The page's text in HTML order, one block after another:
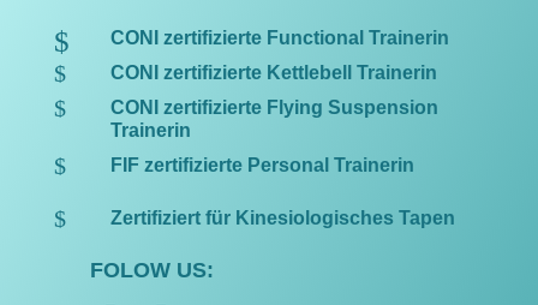
$ CONI zertifizierte Functional Trainerin
$ CONI zertifizierte Kettlebell Trainerin
$
CONI zertifizierte Flying Suspension
Trainerin
$ FIF zertifizierte Personal Trainerin
$ Zertifiziert für Kinesiologisches Tapen
FOLOW US: